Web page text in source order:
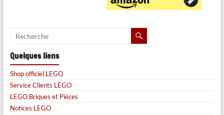
Quelques liens
Shop officiel LEGO
Service Clients LEGO
LEGO Briques et Pièces
Notices LEGO